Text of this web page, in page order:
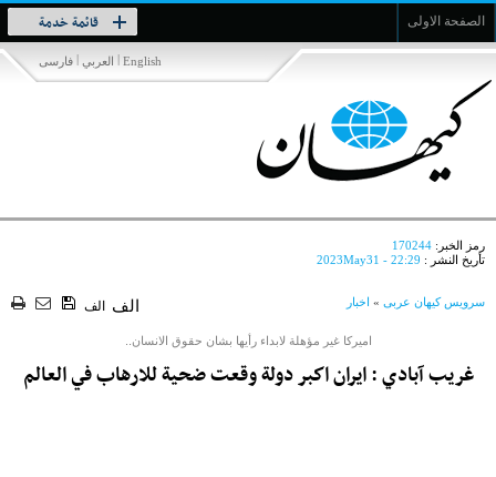
الصفحة الاولى قائمة خدمة
Toggle
navigation
فارسی | العربي | English
رمز الخبر: 170244
تأريخ النشر : 2023May31 - 22:29
سرویس کیهان عربی » اخبار الف الف
اميركا غير مؤهلة لابداء رأيها بشان حقوق الانسان..
غريب آبادي : ايران اكبر دولة وقعت ضحية للارهاب في العالم